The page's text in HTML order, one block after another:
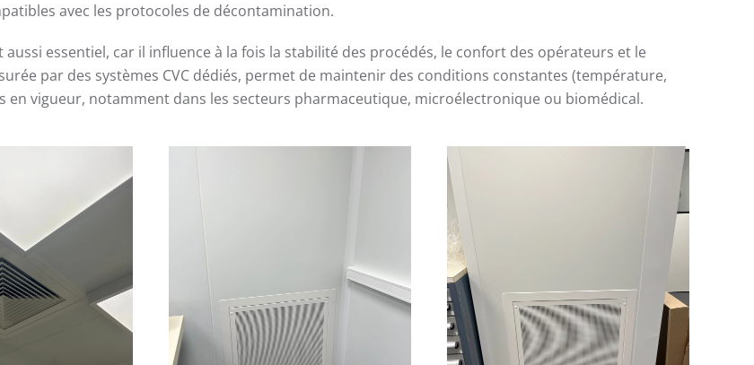
avec les protocoles de décontamination.
aussi essentiel, car il influence à la fois la stabilité des procédés, le confort des opérateurs et le
par des systèmes CVC dédiés, permet de maintenir des conditions constantes (température,
vigueur, notamment dans les secteurs pharmaceutique, microélectronique ou biomédical.